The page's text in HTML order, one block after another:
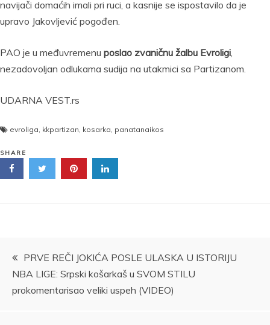
navijači domaćih imali pri ruci, a kasnije se ispostavilo da je
upravo Jakovljević pogođen.
PAO je u međuvremenu poslao zvaničnu žalbu Evroligi,
nezadovoljan odlukama sudija na utakmici sa Partizanom.
UDARNA VEST.rs
evroliga, kkpartizan, kosarka, panatanaikos
SHARE
Kretanje
članka
PRVE REČI JOKIĆA POSLE ULASKA U ISTORIJU
NBA LIGE: Srpski košarkaš u SVOM STILU
prokomentarisao veliki uspeh (VIDEO)